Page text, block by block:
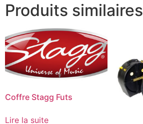
Produits similaires
Coffre Stagg Futs
Lire la suite